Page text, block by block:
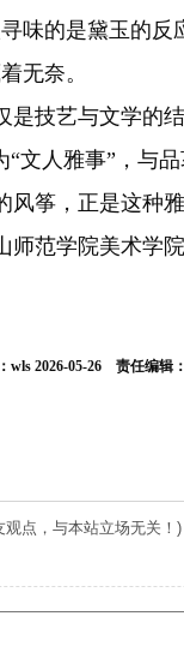
味的是黛玉的
无奈。
技艺与文学的结
“文人雅事”，与
筝，正是这种雅
师范学院美术学院
2026-05-26 责任编辑
观点，与本站立场无关！)